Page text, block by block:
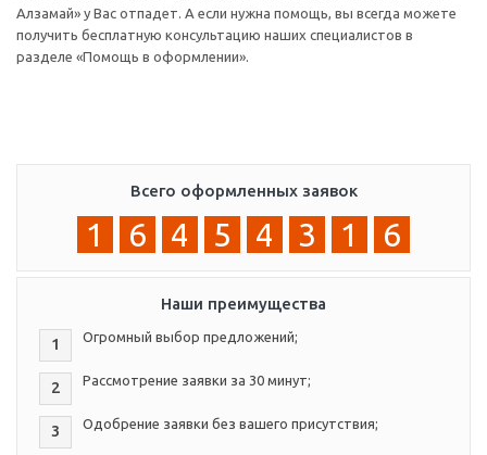
Алзамай» у Вас отпадет. А если нужна помощь, вы всегда можете
получить бесплатную консультацию наших специалистов в
разделе «Помощь в оформлении».
Всего оформленных заявок
1 6 4 5 4 3 1 6
Наши преимущества
1 Огромный выбор предложений;
2 Рассмотрение заявки за 30 минут;
3 Одобрение заявки без вашего присутствия;